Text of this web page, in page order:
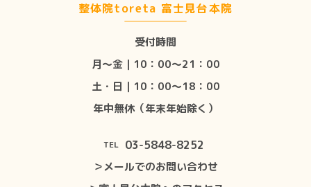
整体院toreta 富士見台本院
受付時間
月〜金｜10：00〜21：00
土・日｜10：00〜18：00
年中無休（年末年始除く）
TEL 03-5848-8252
＞メールでのお問い合わせ